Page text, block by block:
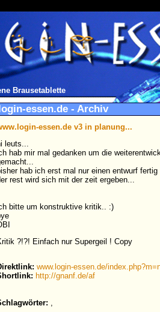
Brausetablette
essen.de - Archiv
essen.de v3 in planung...
leuts...
hab mir mal gedanken um die
hab ich erst mal nur einen entwurf
rest wird sich mit der zeit ergeben...
bitte um konstruktive kritik.. :)
?!?! Einfach nur Supergeil ! Copy
www.login-essen.de/
http://gnanf.de/af
,